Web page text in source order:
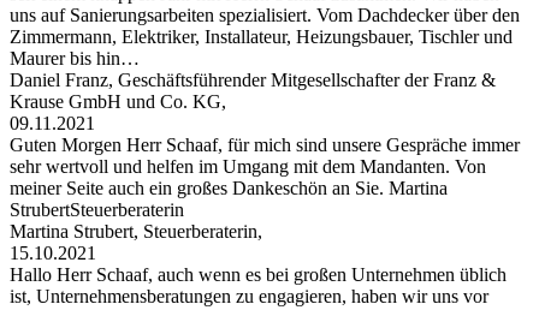
uns auf Sanierungsarbeiten spezialisiert. Vom Dachdecker über den
Zimmermann, Elektriker, Installateur, Heizungsbauer, Tischler und
Maurer bis hin…
Daniel Franz, Geschäftsführender Mitgesellschafter der Franz &
Krause GmbH und Co. KG,
09.11.2021
Guten Morgen Herr Schaaf, für mich sind unsere Gespräche immer
sehr wertvoll und helfen im Umgang mit dem Mandanten. Von
meiner Seite auch ein großes Dankeschön an Sie. Martina
StrubertSteuerberaterin
Martina Strubert, Steuerberaterin,
15.10.2021
Hallo Herr Schaaf, auch wenn es bei großen Unternehmen üblich
ist, Unternehmensberatungen zu engagieren, haben wir uns vor